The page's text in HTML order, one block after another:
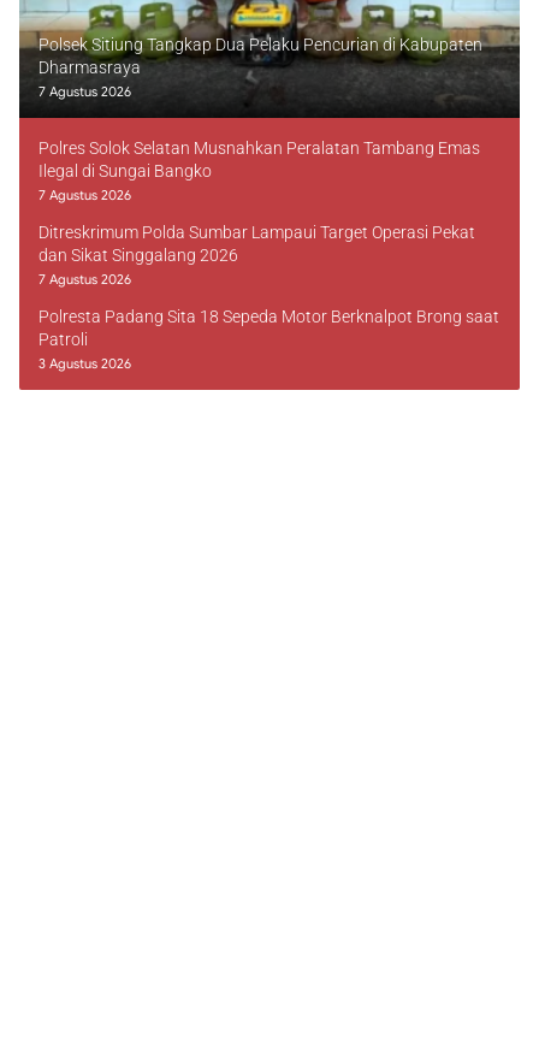
Polsek Sitiung Tangkap Dua Pelaku Pencurian di Kabupaten
Dharmasraya
7 Agustus 2026
Polres Solok Selatan Musnahkan Peralatan Tambang Emas
Ilegal di Sungai Bangko
7 Agustus 2026
Ditreskrimum Polda Sumbar Lampaui Target Operasi Pekat
dan Sikat Singgalang 2026
7 Agustus 2026
Polresta Padang Sita 18 Sepeda Motor Berknalpot Brong saat
Patroli
3 Agustus 2026